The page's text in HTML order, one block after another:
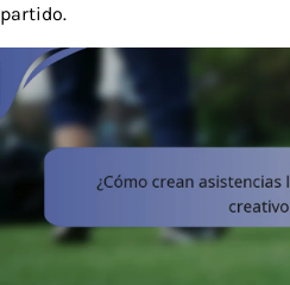
partido.